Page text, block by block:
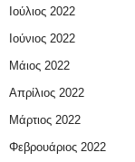
Ιούλιος 2022
Ιούνιος 2022
Μάιος 2022
Απρίλιος 2022
Μάρτιος 2022
Φεβρουάριος 2022